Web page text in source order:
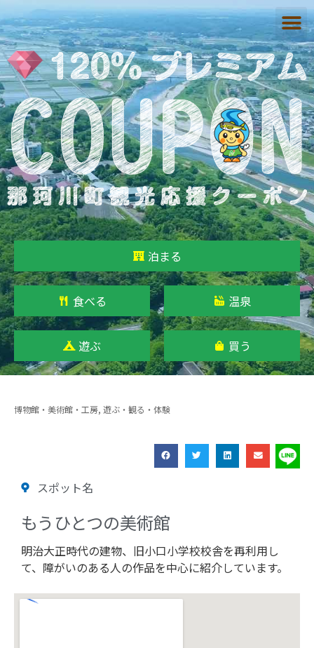
泊まる
食べる 温泉
遊ぶ 買う
博物館・美術館・工房, 遊ぶ・観る・体験
スポット名
もうひとつの美術館
明治大正時代の建物、旧小口小学校校舎を再利用し
て、障がいのある人の作品を中心に紹介しています。